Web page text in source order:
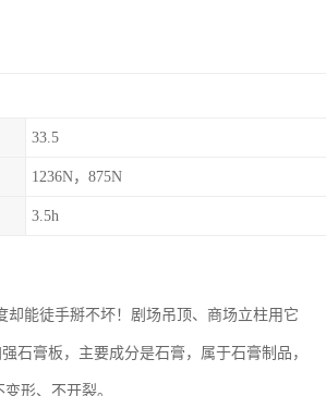
33.5
1236N，875N
3.5h
能徒手掰不坏！剧场吊顶、商场立柱用它
石膏板，主要成分是石膏，属于石膏制品，
形、不开裂。